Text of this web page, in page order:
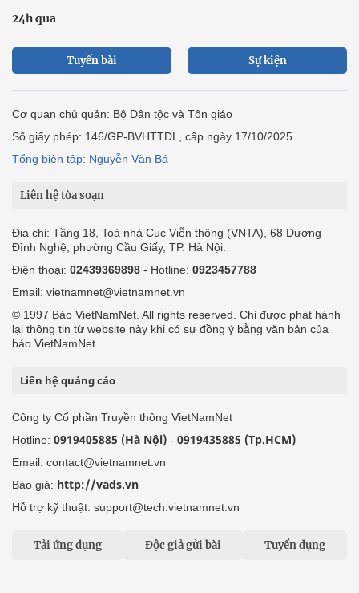
24h qua
Tuyến bài Sự kiện
Cơ quan chủ quản: Bộ Dân tộc và Tôn giáo
Số giấy phép: 146/GP-BVHTTDL, cấp ngày 17/10/2025
Tổng biên tập: Nguyễn Văn Bá
Liên hệ tòa soạn
Địa chỉ: Tầng 18, Toà nhà Cục Viễn thông (VNTA), 68 Dương
Đình Nghệ, phường Cầu Giấy, TP. Hà Nội.
Điện thoại: 02439369898 - Hotline: 0923457788
Email: vietnamnet@vietnamnet.vn
© 1997 Báo VietNamNet. All rights reserved. Chỉ được phát hành
lại thông tin từ website này khi có sự đồng ý bằng văn bản của
báo VietNamNet.
Liên hệ quảng cáo
Công ty Cổ phần Truyền thông VietNamNet
Hotline: 0919405885 (Hà Nội) - 0919435885 (Tp.HCM)
Email: contact@vietnamnet.vn
Báo giá: http://vads.vn
Hỗ trợ kỹ thuật: support@tech.vietnamnet.vn
Tải ứng dụng Độc giả gửi bài Tuyển dụng